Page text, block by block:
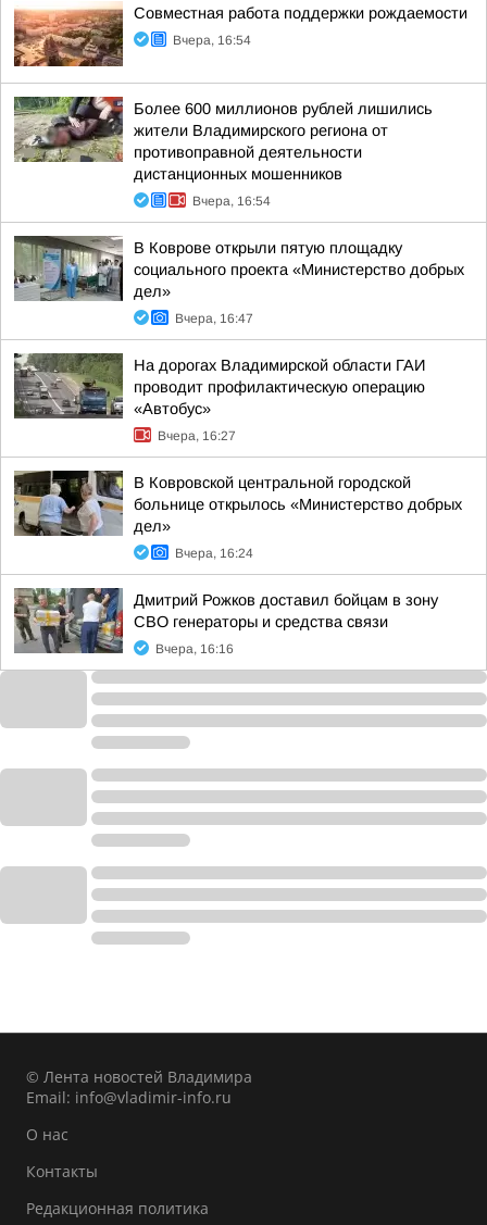
Совместная работа поддержки рождаемости
Вчера, 16:54
Более 600 миллионов рублей лишились
жители Владимирского региона от
противоправной деятельности
дистанционных мошенников
Вчера, 16:54
В Коврове открыли пятую площадку
социального проекта «Министерство добрых
дел»
Вчера, 16:47
На дорогах Владимирской области ГАИ
проводит профилактическую операцию
«Автобус»
Вчера, 16:27
В Ковровской центральной городской
больнице открылось «Министерство добрых
дел»
Вчера, 16:24
Дмитрий Рожков доставил бойцам в зону
СВО генераторы и средства связи
Вчера, 16:16
© Лента новостей Владимира
Email: info@vladimir-info.ru
О нас
Контакты
Редакционная политика